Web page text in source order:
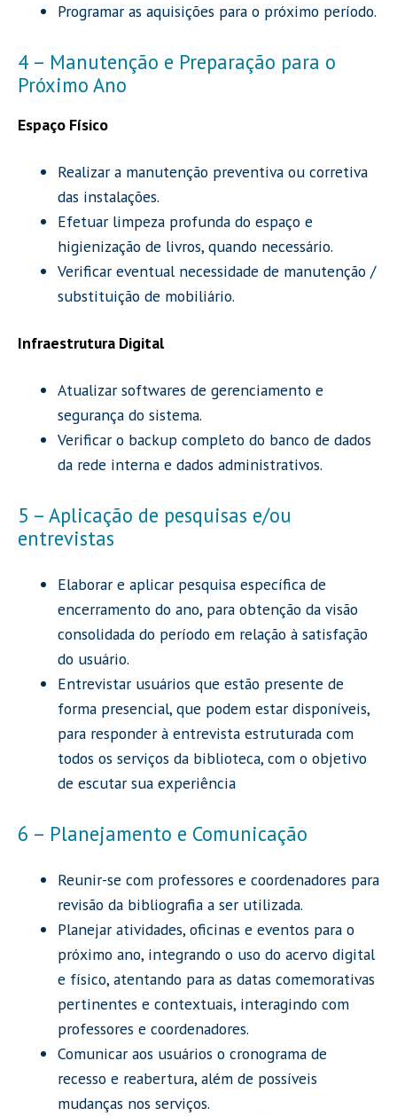
Programar as aquisições para o próximo período.
4 – Manutenção e Preparação para o
Próximo Ano
Espaço Físico
Realizar a manutenção preventiva ou corretiva
das instalações.
Efetuar limpeza profunda do espaço e
higienização de livros, quando necessário.
Verificar eventual necessidade de manutenção /
substituição de mobiliário.
Infraestrutura Digital
Atualizar softwares de gerenciamento e
segurança do sistema.
Verificar o backup completo do banco de dados
da rede interna e dados administrativos.
5 – Aplicação de pesquisas e/ou
entrevistas
Elaborar e aplicar pesquisa específica de
encerramento do ano, para obtenção da visão
consolidada do período em relação à satisfação
do usuário.
Entrevistar usuários que estão presente de
forma presencial, que podem estar disponíveis,
para responder à entrevista estruturada com
todos os serviços da biblioteca, com o objetivo
de escutar sua experiência
6 – Planejamento e Comunicação
Reunir-se com professores e coordenadores para
revisão da bibliografia a ser utilizada.
Planejar atividades, oficinas e eventos para o
próximo ano, integrando o uso do acervo digital
e físico, atentando para as datas comemorativas
pertinentes e contextuais, interagindo com
professores e coordenadores.
Comunicar aos usuários o cronograma de
recesso e reabertura, além de possíveis
mudanças nos serviços.